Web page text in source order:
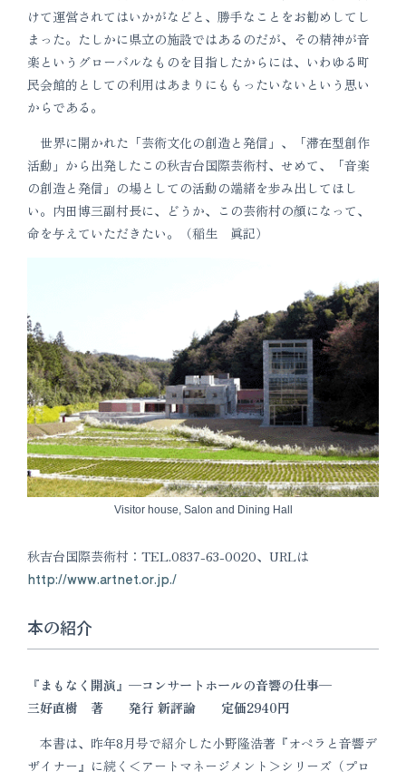
けて運営されてはいかがなどと、勝手なことをお勧めしてし
まった。たしかに県立の施設ではあるのだが、その精神が音
楽というグローバルなものを目指したからには、いわゆる町
民会館的としての利用はあまりにももったいないという思い
からである。
世界に開かれた「芸術文化の創造と発信」、「滞在型創作
活動」から出発したこの秋吉台国際芸術村、せめて、「音楽
の創造と発信」の場としての活動の端緒を歩み出してほし
い。内田博三副村長に、どうか、この芸術村の顔になって、
命を与えていただきたい。（稲生 眞記）
Visitor house, Salon and Dining Hall
秋吉台国際芸術村：TEL.0837-63-0020、URLは
http://www.artnet.or.jp./
本の紹介
『まもなく開演』─コンサートホールの音響の仕事─
三好直樹 著 発行 新評論 定価2940円
本書は、昨年8月号で紹介した小野隆浩著『オペラと音響デ
ザイナー』に続く＜アートマネージメント＞シリーズ（プロ